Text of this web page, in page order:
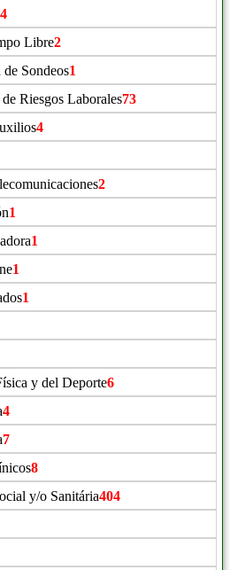
4
Libre2
Sondeos1
Riesgos Laborales73
4
2
1
1
1
1
y del Deporte6
4
7
8
y/o Sanitária404